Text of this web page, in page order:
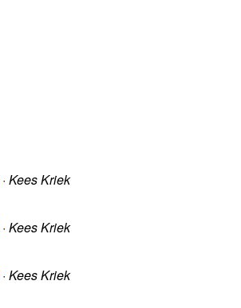
· Kees Kriek
· Kees Kriek
· Kees Kriek